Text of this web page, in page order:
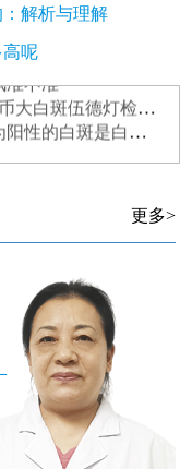
解析与理解
呢
光还是白癜风吗
灯检查为阳性是白癜风吗
不准
灯检查为阳性是白癜风吗
的白斑是白癜风吗?
更多>